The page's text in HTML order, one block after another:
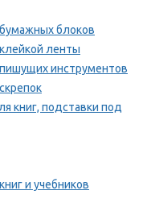
блоков
ленты
инструментов
книг, подставки под
и учебников